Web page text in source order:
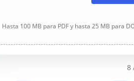
Hasta 100 MB para PDF y hasta 25 MB para
8